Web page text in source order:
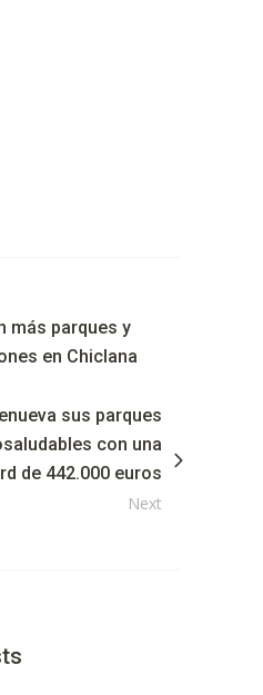
más parques y
en Chiclana
sus parques
con una
de 442.000 euros
Next